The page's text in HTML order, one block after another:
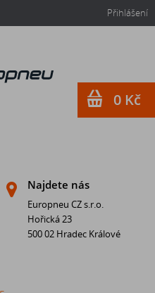
Přihlášení
Najdete nás
Europneu CZ s.r.o.
Hořická 23
500 02 Hradec Králové
0 Kč